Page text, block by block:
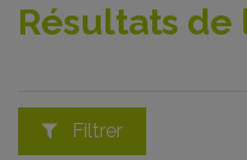
Résultats
Filtrer